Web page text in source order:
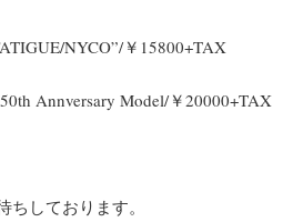
NYCO”/￥15800+TAX
Annversary Model/￥20000+TAX
しております。